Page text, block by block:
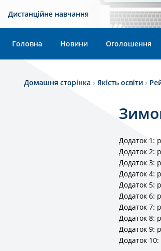
Дистанційне навчання
Головна Новини Оголошення
Домашня сторінка › Якість освіти ›
Додаток 1:
Додаток 2:
Додаток 3:
Додаток 4:
Додаток 5:
Додаток 6:
Додаток 7:
Додаток 8:
Додаток 9:
Додаток 10: